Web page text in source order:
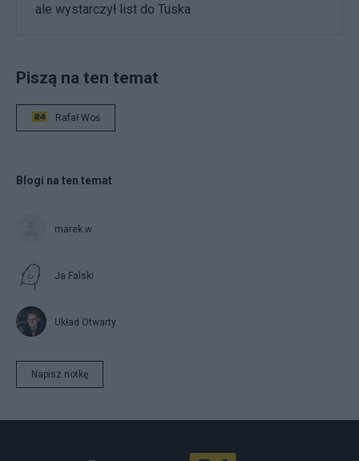
ale wystarczył list do Tuska
Piszą na ten temat
Rafał Woś
Blogi na ten temat
marek.w
Ja Falski
Układ Otwarty
Napisz notkę